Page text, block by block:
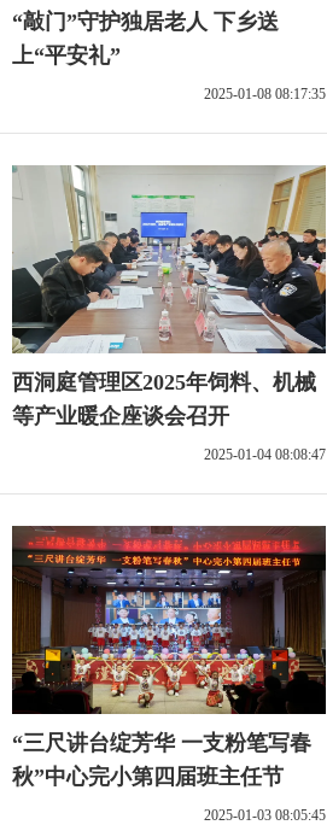
“敲门”守护独居老人 下乡送
上“平安礼”
2025-01-08 08:17:35
西洞庭管理区2025年饲料、机械
等产业暖企座谈会召开
2025-01-04 08:08:47
“三尺讲台绽芳华 一支粉笔写春
秋”中心完小第四届班主任节
2025-01-03 08:05:45